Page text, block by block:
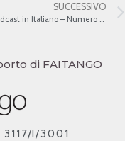
SUCCESSIVO
di FAITANGO
3117/I/3001